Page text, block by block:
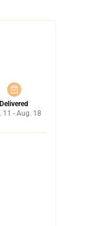
Delivered
11 - Aug. 18